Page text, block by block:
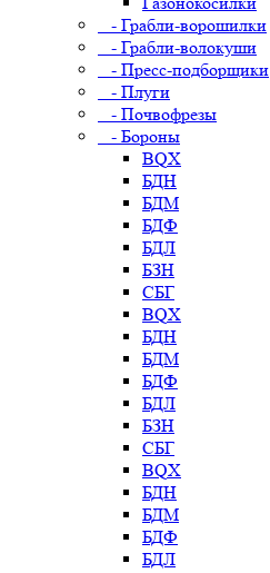
- Грабли-ворошилки
- Грабли-волокуши
- Пресс-подборщики
- Плуги
- Почвофрезы
- Бороны
BQX
БДН
БДМ
БДФ
БДЛ
БЗН
СБГ
BQX
БДН
БДМ
БДФ
БДЛ
БЗН
СБГ
BQX
БДН
БДМ
БДФ
БДЛ